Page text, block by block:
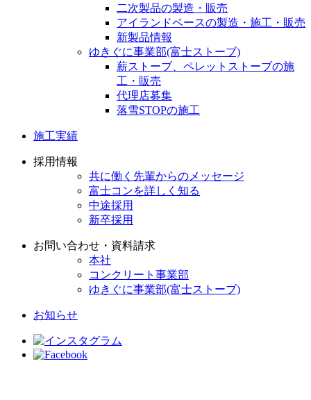
二次製品の製造・販売
アイランドベースの製造・施工・販売
新製品情報
ゆきぐに事業部(富士ストーブ)
薪ストーブ、ペレットストーブの施
工・販売
代理店募集
落雪STOPの施工
施工実績
採用情報
共に働く先輩からのメッセージ
富士コンを詳しく知る
中途採用
新卒採用
お問い合わせ・資料請求
本社
コンクリート事業部
ゆきぐに事業部(富士ストーブ)
お知らせ